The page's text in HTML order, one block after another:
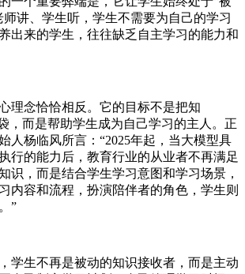
讲、学生听，学生不需要为自己的学习
出来的学生，往往缺乏自主学习的能力和
理念恰恰相反。它的目标不是把知
，而是帮助学生成为自己学习的主人。正
人杨临风所言：“2025年起，当大模型具
行的能力后，教育行业的从业者不再满足
识，而是结合学生学习意图和学习场景，
内容和流程，扮演陪伴者的角色，学生则
”
学生不再是被动的知识接收者，而是主动